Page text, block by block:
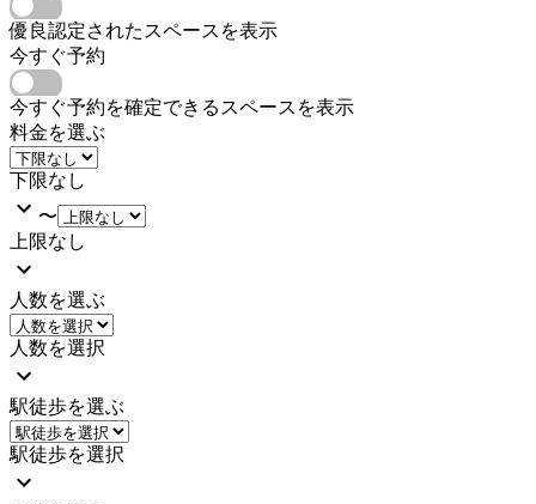
優良認定されたスペースを表示
今すぐ予約
今すぐ予約を確定できるスペースを表示
料金を選ぶ
下限なし
〜
上限なし
人数を選ぶ
人数を選択
駅徒歩を選ぶ
駅徒歩を選択